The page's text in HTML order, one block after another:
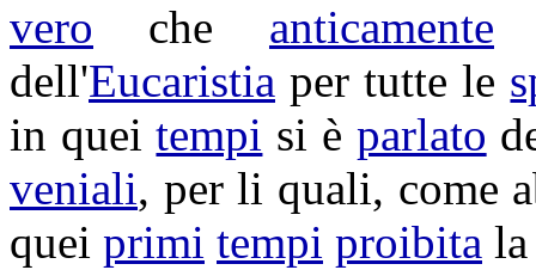
vero che anticamente
dell'Eucaristia per tutte le
in queitempi si è parlato
veniali, per li quali, come
quei primi tempi proibita